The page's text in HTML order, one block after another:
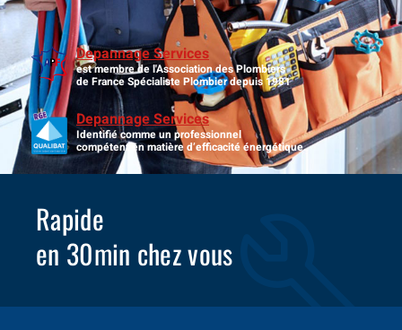
Depannage Services
est membre de l'Association des Plombiers
de France Spécialiste Plombier depuis 1981
Depannage Services
Identifié comme un professionnel
compétent en matière d’efficacité énergétique.
Rapide
en 30min chez vous